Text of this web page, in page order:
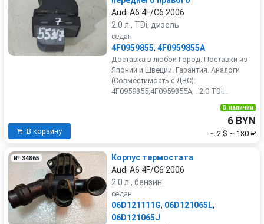
Audi A6 4F/C6 2006
2.0 л., TDi, дизель
седан
4F0959855, 4F0959855A
Доставка в любой Город. Поставки из
Японии и Швеции. Гарантия. Аналоги
(Совместимость с ДВС):
4F0959855,4F0959855A, . 2.0 TDI. .
В корзину
В наличии
6 BYN
~ 2 $ ~ 180 ₽
№ 34865
Корпус термостата
Audi A6 4F/C6 2006
2.0 л., бензин
седан
06D121111G, 06D121065L,
06D121065J